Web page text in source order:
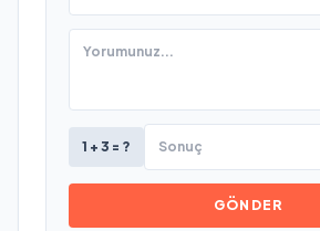
1 + 3 = ?
GÖNDER